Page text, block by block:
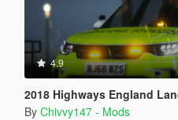
4.9
2018 Highways England
By Chivvy147 - Mods